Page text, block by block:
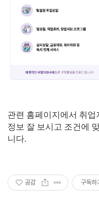
관련 홈페이지에서 취
정보 잘 보시고 조건에
니다.
공감 구독하